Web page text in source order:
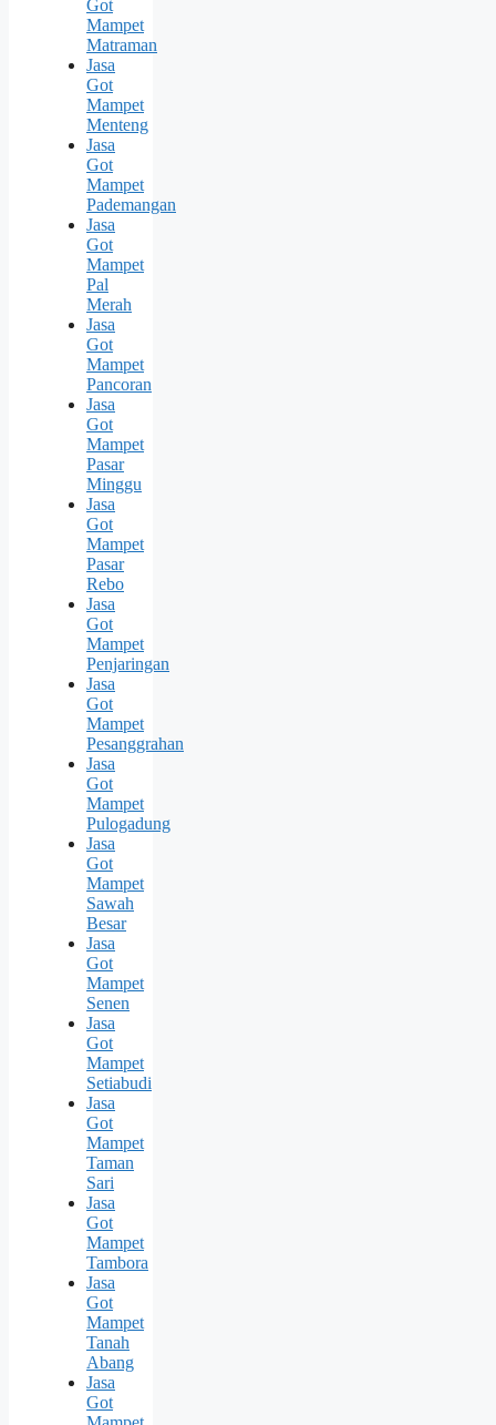
Got
Mampet
Matraman
Jasa
Got
Mampet
Menteng
Jasa
Got
Mampet
Pademangan
Jasa
Got
Mampet
Pal
Merah
Jasa
Got
Mampet
Pancoran
Jasa
Got
Mampet
Pasar
Minggu
Jasa
Got
Mampet
Pasar
Rebo
Jasa
Got
Mampet
Penjaringan
Jasa
Got
Mampet
Pesanggrahan
Jasa
Got
Mampet
Pulogadung
Jasa
Got
Mampet
Sawah
Besar
Jasa
Got
Mampet
Senen
Jasa
Got
Mampet
Setiabudi
Jasa
Got
Mampet
Taman
Sari
Jasa
Got
Mampet
Tambora
Jasa
Got
Mampet
Tanah
Abang
Jasa
Got